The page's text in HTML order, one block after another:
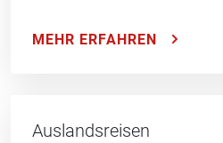
MEHR ERFAHREN
Auslandsreisen